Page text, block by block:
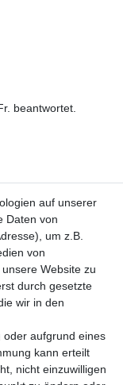
beantwortet.
auf unserer
Daten von
um z.B.
von
Website zu
durch gesetzte
wir in den
oder aufgrund eines
kann erteilt
nicht einzuwilligen